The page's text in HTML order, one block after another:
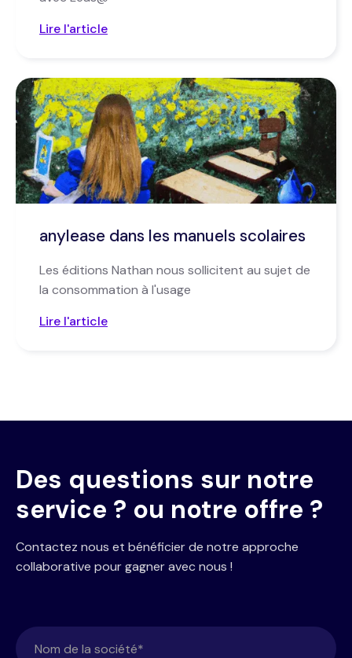
Lire l'article
anylease dans les manuels scolaires
Les éditions Nathan nous sollicitent au sujet de
la consommation à l'usage
Lire l'article
Des questions sur notre
service ? ou notre offre ?
Contactez nous et bénéficier de notre approche
collaborative pour gagner avec nous !